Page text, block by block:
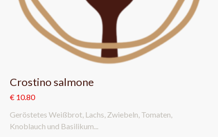
Crostino salmone
€ 10.80
Geröstetes Weißbrot, Lachs, Zwiebeln, Tomaten,
Knoblauch und Basilikum...